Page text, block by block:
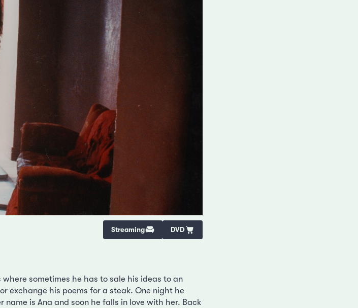
Streaming DVD
sometimes he has to sale his ideas to an
exchange his poems for a steak. One night he
is Ana and soon he falls in love with her. Back